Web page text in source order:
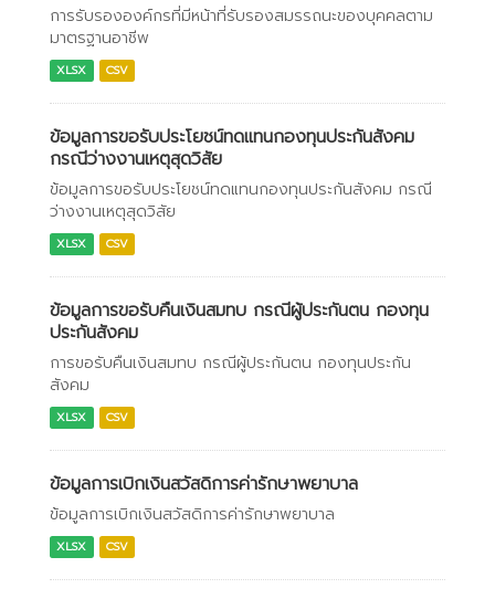
การรับรององค์กรที่มีหน้าที่รับรองสมรรถนะของบุคคลตาม
มาตรฐานอาชีพ
XLSX CSV
ข้อมูลการขอรับประโยชน์ทดแทนกองทุนประกันสังคม
กรณีว่างงานเหตุสุดวิสัย
ข้อมูลการขอรับประโยชน์ทดแทนกองทุนประกันสังคม กรณี
ว่างงานเหตุสุดวิสัย
XLSX CSV
ข้อมูลการขอรับคืนเงินสมทบ กรณีผู้ประกันตน กองทุน
ประกันสังคม
การขอรับคืนเงินสมทบ กรณีผู้ประกันตน กองทุนประกัน
สังคม
XLSX CSV
ข้อมูลการเบิกเงินสวัสดิการค่ารักษาพยาบาล
ข้อมูลการเบิกเงินสวัสดิการค่ารักษาพยาบาล
XLSX CSV